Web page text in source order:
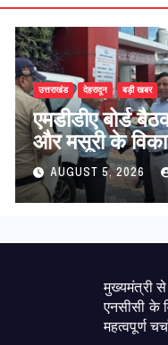
उत्तराखंड देहरादून बड़ी खबर
एमडीडीए बोर्ड
और मसूरी के
25 बड़े प्रस्तावों
हरी झंडी
AUGUST 5, 2026
मुख्यमंत्री से
एनसीसी के
महत्वपूर्ण